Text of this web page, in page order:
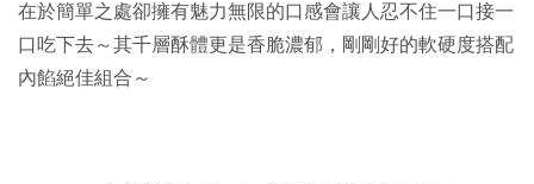
在於簡單之處卻擁有魅力無限的口感會讓人忍不住一口接一
口吃下去～其千層酥體更是香脆濃郁，剛剛好的軟硬度搭配
內餡絕佳組合～